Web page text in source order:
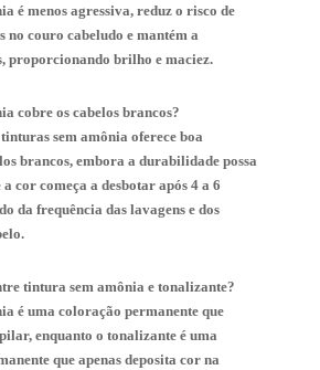
é menos agressiva, reduz o risco de
no couro cabeludo e mantém a
proporcionando brilho e maciez.
cobre os cabelos brancos?
sem amônia oferece boa
brancos, embora a durabilidade possa
cor começa a desbotar após 4 a 6
da frequência das lavagens e dos
tintura sem amônia e tonalizante?
é uma coloração permanente que
enquanto o tonalizante é uma
que apenas deposita cor na